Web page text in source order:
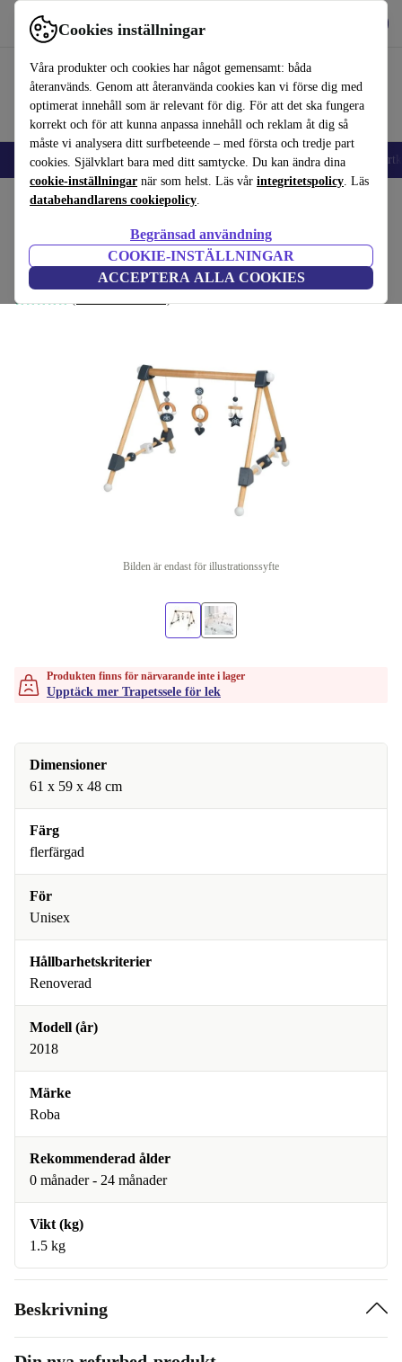
Cookies inställningar
Våra produkter och cookies har något gemensamt: båda
återanvänds. Genom att återanvända cookies kan vi förse dig med
optimerat innehåll som är relevant för dig. För att det ska fungera
korrekt och för att kunna anpassa innehåll och reklam åt dig så
måste vi analysera ditt surfbeteende – med första och tredje part
cookies. Självklart bara med ditt samtycke. Du kan ändra dina
cookie-inställningar när som helst. Läs vår integritetspolicy. Läs
databehandlarens cookiepolicy.
Begränsad användning
COOKIE-INSTÄLLNINGAR
ACCEPTERA ALLA COOKIES
Använd refurbed snabbt och enkelt
🎒 Back to school Mobiltelefoner Bärbara datorer Surfplattor
Hem Barn & ungar Leksaker Babyleksaker
Roba lektunnel Holztrapez
večbarven
Bilden är endast för illustrationssyfte
Produkten finns för närvarande inte i lager
Upptäck mer Trapetssele för lek
Dimensioner
61 x 59 x 48 cm
Färg
flerfärgad
För
Unisex
Hållbarhetskriterier
Renoverad
Modell (år)
2018
Märke
Roba
Rekommenderad ålder
0 månader - 24 månader
Vikt (kg)
1.5 kg
Beskrivning